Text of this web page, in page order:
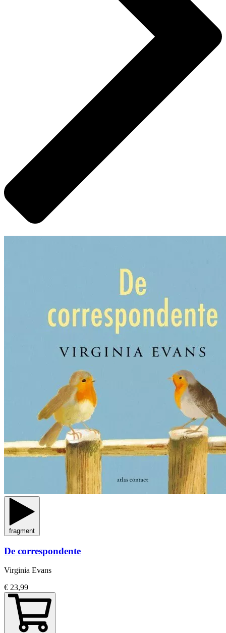
fragment
De correspondente
Virginia Evans
€ 23,99